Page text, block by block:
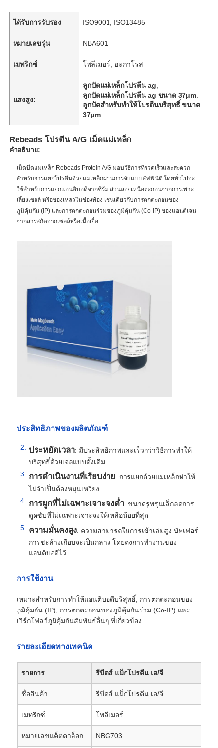
บ้าน
สินค้า
เกี่ยวกับเรา
ได้รับการรับรอง ISO9001, ISO13485
หมายเลขรุ่น NBA601
เมทริกซ์ โพลีเมอร์, อะกาโรส
แสงสูง:
ลูกปัดแม่เหล็กโปรตีน ag
ลูกปัดแม่เหล็กโปรตีน ag ขนาด 37μm
ลูกปัดสำหรับทำให้โปรตีนบริสุทธิ์ ขนาด
37μm
Rebeads โปรตีน A/G เม็ดแม่เหล็ก
คำอธิบาย:
เม็ดบีดแม่เหล็ก Rebeads Protein A/G มอบวิธีการที่รวดเร็วและสะดวก
สำหรับการแยกโปรตีนด้วยแม่เหล็กผ่านการจับแบบอัฟฟินิตี โดยทั่วไปจะ
ใช้สำหรับการแยกแอนติบอดีจากซีรั่ม ส่วนลอยเหนือตะกอนจากการเพาะ
เลี้ยงเซลล์ หรือของเหลวในช่องท้อง เช่นเดียวกับการตกตะกอนของ
ภูมิคุ้มกัน (IP) และการตกตะกอนร่วมของภูมิคุ้มกัน (Co-IP) ของแอนติเจน
จากสารสกัดจากเซลล์หรือเนื้อเยื่อ
ประสิทธิภาพของผลิตภัณฑ์
ประหยัดเวลา: มีประสิทธิภาพและเร็วกว่าวิธีการทำให้
บริสุทธิ์ด้วยเจลแบบดั้งเดิม
การดำเนินงานที่เรียบง่าย: การแยกด้วยแม่เหล็กทำให้
ไม่จำเป็นต้องหมุนเหวี่ยง
การผูกที่ไม่เฉพาะเจาะจงต่ำ: ขนาดรูพรุนเล็กลดการ
ดูดซับที่ไม่เฉพาะเจาะจงให้เหลือน้อยที่สุด
ความมั่นคงสูง: ความสามารถในการเข้าเล่มสูง บัฟเฟอร์
การชะล้างเกือบจะเป็นกลาง โดยคงการทำงานของ
แอนติบอดีไว้
การใช้งาน
เหมาะสำหรับการทำให้แอนติบอดีบริสุทธิ์, การตกตะกอนของ
ภูมิคุ้มกัน (IP), การตกตะกอนของภูมิคุ้มกันร่วม (Co-IP) และ
เวิร์กโฟลว์ภูมิคุ้มกันสัมพันธ์อื่นๆ ที่เกี่ยวข้อง
รายละเอียดทางเทคนิค
รายการ รีบีดส์ แม็กโปรตีน เอ/จี
ชื่อสินค้า รีบีดส์ แม็กโปรตีน เอ/จี
เมทริกซ์ โพลีเมอร์
หมายเลขแค็ตตาล็อก NBG703